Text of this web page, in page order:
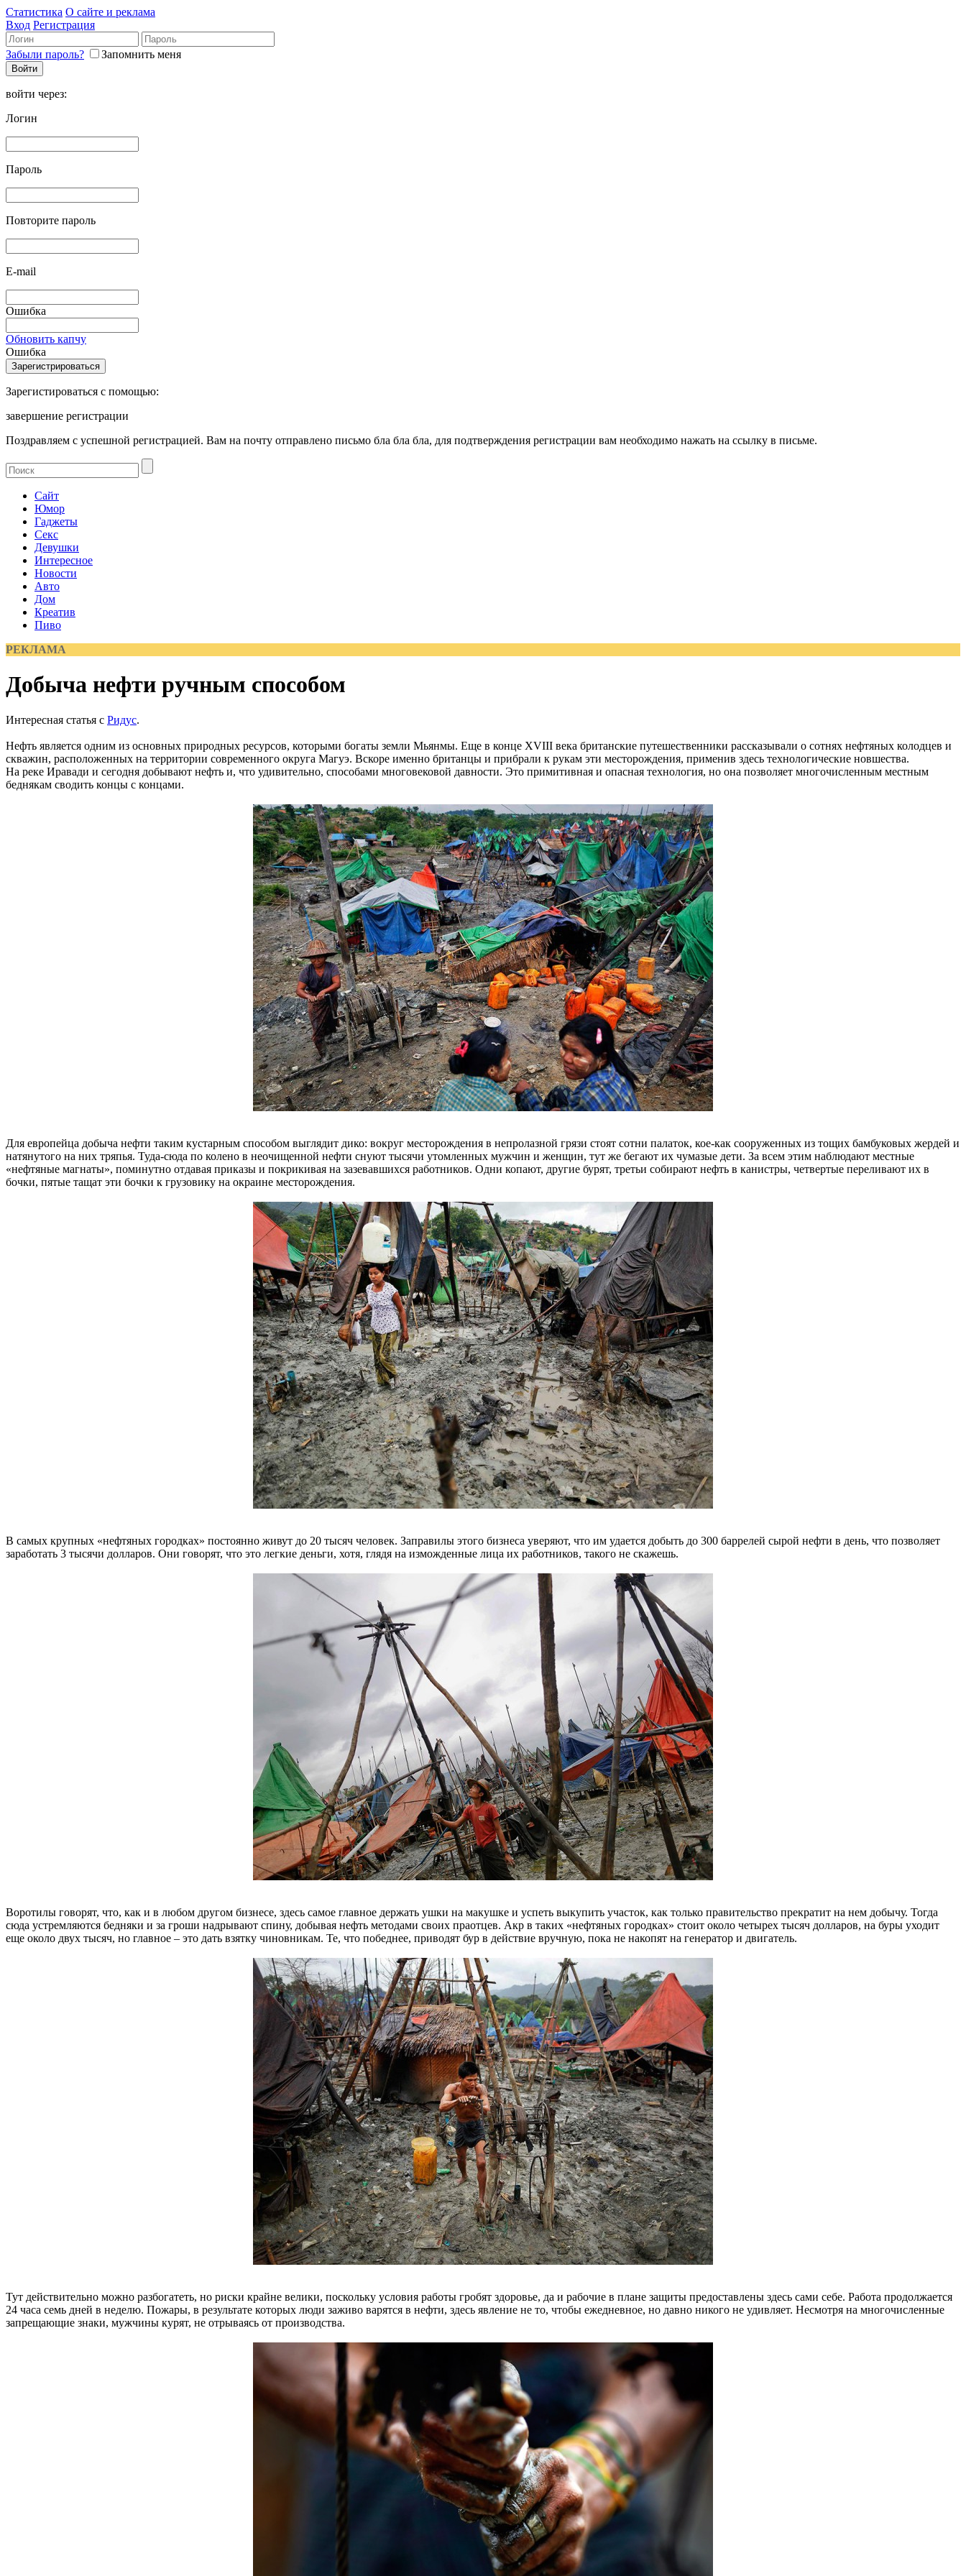
Статистика О сайте и реклама
Вход Регистрация
Забыли пароль? Запомнить меня
войти через:
Логин
Пароль
Повторите пароль
E-mail
Ошибка
Обновить капчу
Ошибка
Зарегистироваться с помощью:
завершение регистрации
Поздравляем с успешной регистрацией. Вам на почту отправлено письмо бла бла бла, для подтверждения регистрации вам необходимо нажать на ссылку в письме.
Сайт
Юмор
Гаджеты
Секс
Девушки
Интересное
Новости
Авто
Дом
Креатив
Пиво
РЕКЛАМА
Добыча нефти ручным способом
Интересная статья с Ридус.
Нефть является одним из основных природных ресурсов, которыми богаты земли Мьянмы. Еще в конце XVIII века британские путешественники рассказывали о сотнях нефтяных колодцев и
скважин, расположенных на территории современного округа Магуэ. Вскоре именно британцы и прибрали к рукам эти месторождения, применив здесь технологические новшества.
На реке Иравади и сегодня добывают нефть и, что удивительно, способами многовековой давности. Это примитивная и опасная технология, но она позволяет многочисленным местным
беднякам сводить концы с концами.
Для европейца добыча нефти таким кустарным способом выглядит дико: вокруг месторождения в непролазной грязи стоят сотни палаток, кое-как сооруженных из тощих бамбуковых жердей и
натянутого на них тряпья. Туда-сюда по колено в неочищенной нефти снуют тысячи утомленных мужчин и женщин, тут же бегают их чумазые дети. За всем этим наблюдают местные
«нефтяные магнаты», поминутно отдавая приказы и покрикивая на зазевавшихся работников. Одни копают, другие бурят, третьи собирают нефть в канистры, четвертые переливают их в
бочки, пятые тащат эти бочки к грузовику на окраине месторождения.
В самых крупных «нефтяных городках» постоянно живут до 20 тысяч человек. Заправилы этого бизнеса уверяют, что им удается добыть до 300 баррелей сырой нефти в день, что позволяет
заработать 3 тысячи долларов. Они говорят, что это легкие деньги, хотя, глядя на изможденные лица их работников, такого не скажешь.
Воротилы говорят, что, как и в любом другом бизнесе, здесь самое главное держать ушки на макушке и успеть выкупить участок, как только правительство прекратит на нем добычу. Тогда
сюда устремляются бедняки и за гроши надрывают спину, добывая нефть методами своих праотцев. Акр в таких «нефтяных городках» стоит около четырех тысяч долларов, на буры уходит
еще около двух тысяч, но главное – это дать взятку чиновникам. Те, что победнее, приводят бур в действие вручную, пока не накопят на генератор и двигатель.
Тут действительно можно разбогатеть, но риски крайне велики, поскольку условия работы гробят здоровье, да и рабочие в плане защиты предоставлены здесь сами себе. Работа продолжается
24 часа семь дней в неделю. Пожары, в результате которых люди заживо варятся в нефти, здесь явление не то, чтобы ежедневное, но давно никого не удивляет. Несмотря на многочисленные
запрещающие знаки, мужчины курят, не отрываясь от производства.